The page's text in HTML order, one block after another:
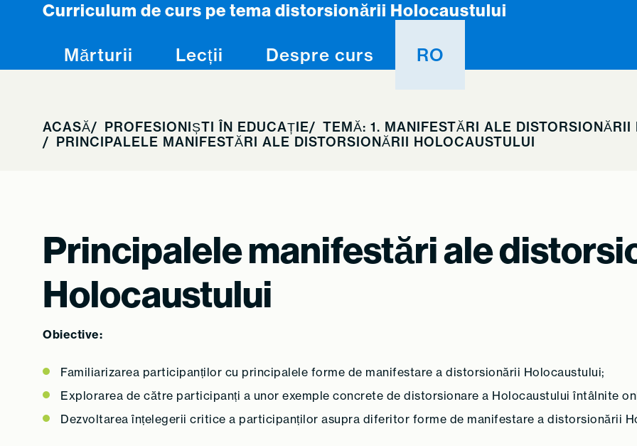
Skip to content
Curriculum de curs pe tema distorsionării Holocaustului
Mărturii Lecții Despre curs RO
ACASĂ PROFESIONIȘTI ÎN EDUCAȚIE
TEMĂ: 1. MANIFESTĂRI ALE
PRINCIPALELE MANIFESTĂRI ALE DISTORSIONĂRII HOLOCAUSTULUI
Principalele manifestări ale
Holocaustului
Obiective:
Familiarizarea participanților cu principalele forme de manifestare a distorsionării Holocaustului;
Explorarea de către participanți a unor exemple concrete de distorsionare a Holocaustului întâlnite
Dezvoltarea înțelegerii critice a participanților asupra diferitor forme de manifestare a distorsionării